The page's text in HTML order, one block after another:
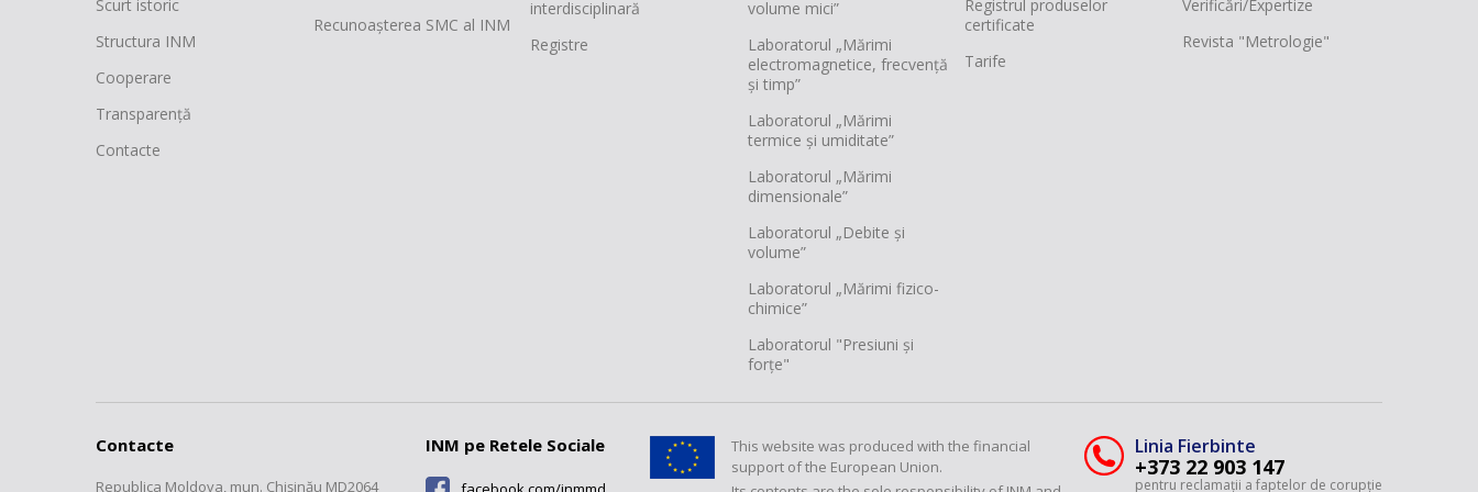
Scurt istoric
Structura INM
Cooperare
Transparență
Contacte
Recunoașterea SMC al INM
interdisciplinară
Registre
volume mici”
Laboratorul „Mărimi
electromagnetice, frecvență
și timp”
Laboratorul „Mărimi
termice și umiditate”
Laboratorul „Mărimi
dimensionale”
Laboratorul „Debite și
volume”
Laboratorul „Mărimi fizico-
chimice”
Laboratorul "Presiuni și
forțe"
Registrul produselor
certificate
Tarife
Verificări/Expertize
Revista "Metrologie"
Contacte
Republica Moldova, mun. Chişinău MD2064
INM pe Retele Sociale
This website was produced with the financial
support of the European Union.
Linia Fierbinte
+373 22 903 147
pentru reclamații a faptelor de corupție